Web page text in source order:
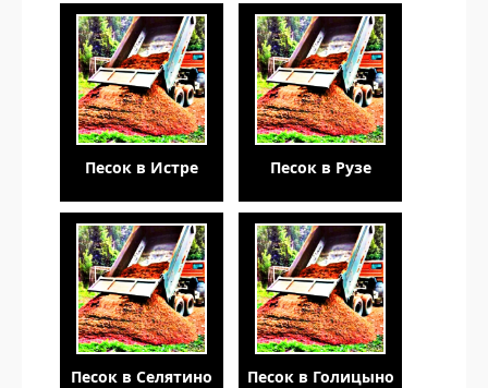
Песок в Истре Песок в Рузе
Песок в Селятино Песок в Голицыно